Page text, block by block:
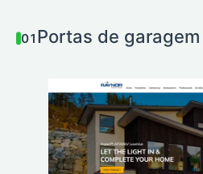
01 Portas de garagem